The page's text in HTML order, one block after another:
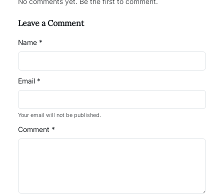
Leave a Comment
Name *
Email *
Your email will not be published.
Comment *